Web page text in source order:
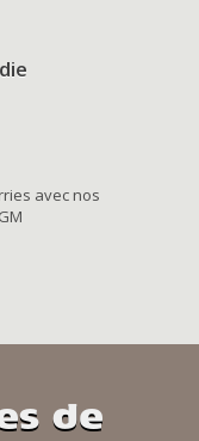
avec nos
de